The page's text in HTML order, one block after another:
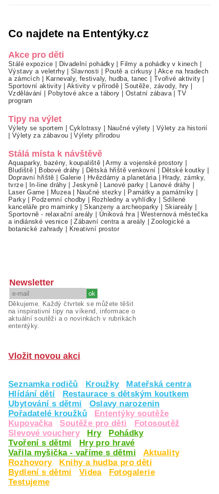
Co najdete na Ententýky.cz
Akce pro děti
Stálé expozice Divadelní pohádky Filmy a pohádky v kinech
Výstavy a veletrhy|Slavnosti Poutě a cirkusy
Akce na hradech
a zámcích
Karnevaly, festivaly, hudba, tanec Tvořivé aktivity
Sportovní aktivity|Aktivity v přírodě |Soutěže, závody, hry
Vzdělávání
Pobytové akce a tábory Ostatní zábava|TV
program
Tipy na výlet
Výlety se sportem Cyklotrasy Naučné výlety
Výlety za historií
Výlety za zábavou |Výlety přírodou
Stálá místa k návštěvě
Aquaparky, bazény, koupaliště |Army a vojenské prostory
Bludiště
Bobové dráhy Dětská hřiště venkovní Dětské koutky
Dopravní hřiště
Galerie Hvězdárny a planetária|
Hrady, zámky,
tvrze| In-line dráhy |Jeskyně| Lanové parky Lanové dráhy
Laser Game
Muzea| Naučné stezky Památky a památníky
Parky| Podzemní chodby Rozhledny a vyhlídky
Sdílené
kanceláře pro maminky |Skanzeny a archeoparky Skiareály
Sportovně - relaxační areály
Úniková hra|Westernová městečka
a indiánské vesnice |Zábavní centra a areály |Zoologické a
botanické zahrady
Kreativní prostor
Newsletter
Děkujeme. Každý čtvrtek se můžete těšit
na inspirativní tipy na víkend, informace o
aktuální soutěži a o novinkách v rubrikách
ententýky.
Vložit novou akci
Seznamka rodičů Kroužky
Mateřská centra
Hlídání dětí
Restaurace s dětským koutkem
Ubytování s dětmi
Oslavy narozenin
Pořadatelé kroužků
Ententýky soutěže
Kupovačka
Soutěže pro děti
Fotosoutěž
Slevové vouchery
Hry
Pohádky
Tvoření s dětmi
Hry pro hravé
Vařila myšička - vaříme s dětmi
Aktuality
Rozhovory
Knihy a hudba pro děti
Bydlení s dětmi
Videa
Fotogalerie
Testujeme